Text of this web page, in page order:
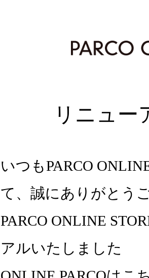
リニュー
いつもPARCO
て、誠にありがとう
PARCO ONLINE
アルいたしました